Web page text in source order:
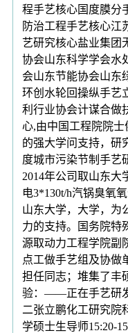
程手艺核心国度膜分
防治工程手艺核心江
艺研究核心盐业集团
协会山东科学学会水
会山东节能协会山东
环创水轮回操纵手艺
利行业协会计谋合做
心,由中国工程院院
的强大学问支持，研
度城市污染节制手艺
2014年公司取山东大
电3*130t/h汽锅臭氧
山东大学，大学，为
力的支持。国务院特
源取动力工程学院副
点工做手艺组及协做
担任同志；堆集了丰
验：——正在手艺研
二张立鹏化工研究院
学硕士生导师15:20-